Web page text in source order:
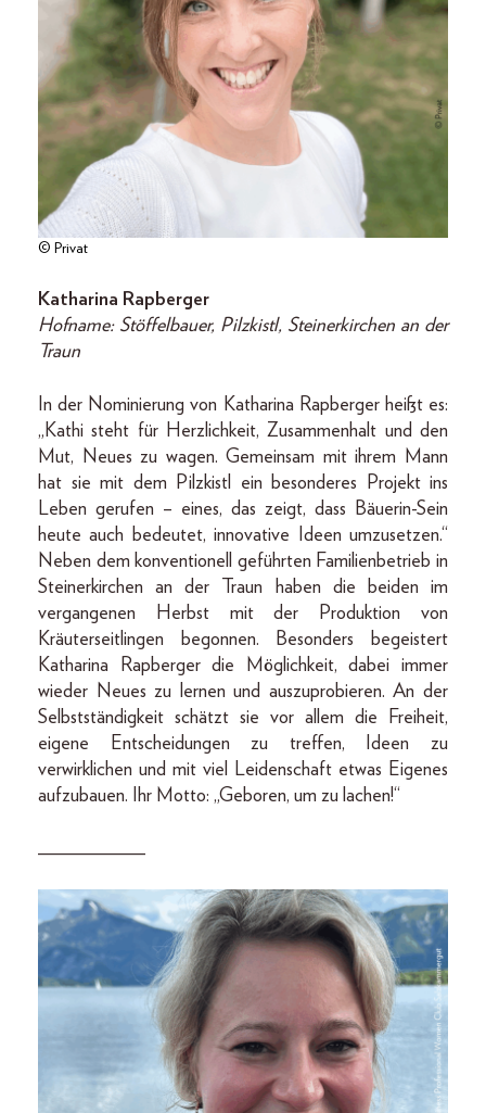
© Privat
Katharina Rapberger
Hofname: Stöffelbauer, Pilzkistl, Steinerkirchen an der
Traun
In der Nominierung von Katharina Rapberger heißt es:
„Kathi steht für Herzlichkeit, Zusammenhalt und den
Mut, Neues zu wagen. Gemeinsam mit ihrem Mann
hat sie mit dem Pilzkistl ein besonderes Projekt ins
Leben gerufen – eines, das zeigt, dass Bäuerin-Sein
heute auch bedeutet, innovative Ideen umzusetzen.“
Neben dem konventionell geführten Familienbetrieb in
Steinerkirchen an der Traun haben die beiden im
vergangenen Herbst mit der Produktion von
Kräuterseitlingen begonnen. Besonders begeistert
Katharina Rapberger die Möglichkeit, dabei immer
wieder Neues zu lernen und auszuprobieren. An der
Selbstständigkeit schätzt sie vor allem die Freiheit,
eigene Entscheidungen zu treffen, Ideen zu
verwirklichen und mit viel Leidenschaft etwas Eigenes
aufzubauen. Ihr Motto: „Geboren, um zu lachen!“
___________